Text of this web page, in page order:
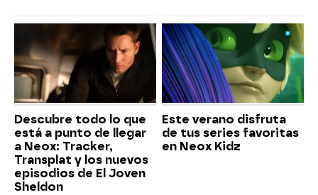
Descubre todo lo que
está a punto de llegar
a Neox: Tracker,
Transplat y los nuevos
episodios de El Joven
Sheldon
Este verano disfruta
de tus series favoritas
en Neox Kidz